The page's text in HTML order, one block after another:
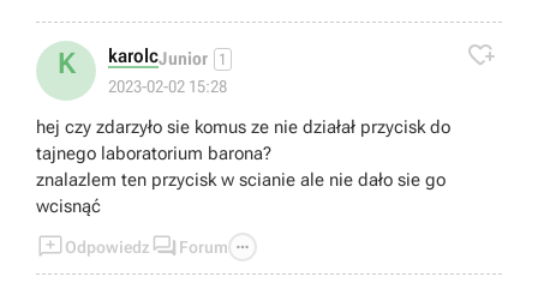
K karolcJunior 1
2023-02-02 15:28

hej czy zdarzyło sie komus ze nie działał przycisk do
tajnego laboratorium barona?
znalazlem ten przycisk w scianie ale nie dało sie go
wcisnąć
Odpowiedz  Forum 